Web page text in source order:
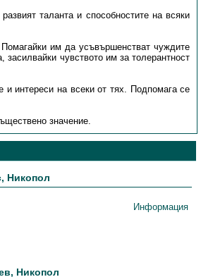
таланта и способностите на всяки
им да усъвършенстват чуждите
засилвайки чувството им за толерантност
и интереси на всеки от тях. Подпомага се
значение.
Никопол
Информация
Никопол